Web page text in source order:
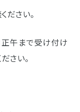
ださい。
正午まで受け付け
さい。